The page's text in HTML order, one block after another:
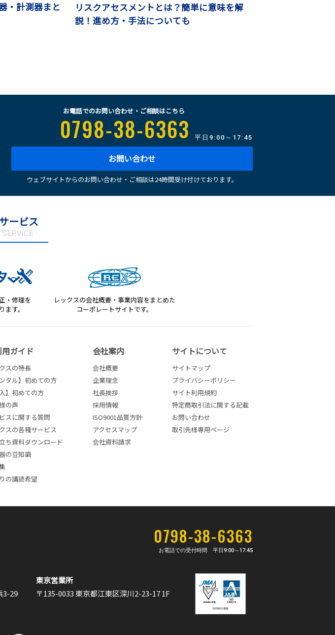
・計測器まと
リスクアセスメントとは？簡単に意味を解
説！進め方・手法についても
お電話でのお問い合わせ・ご相談はこちら
0798-38-6363 平日 9:00～17:45
お問い合わせ
ウェブサイトからのお問い合わせ・ご相談は24時間受け付けております。
ービス
・修理を
ます。
レックスの会社概要・事業内容をまとめた
コーポレートサイトです。
用ガイド
スの特長
ンタル】初めての方
入】初めての方
の声
スに関する質問
スの各種サービス
ち資料ダウンロード
の豆知識
の講読希望
会社案内
会社概要
企業理念
社長挨拶
採用情報
ISO9001品質方針
アクセスマップ
会社資料請求
サイトについて
サイトマップ
プライバシーポリシー
サイト利用規約
特定商取引法に関する記載
お問い合わせ
取引先様専用ページ
0798-38-6363
お電話での受付時間 平日9:00～17:45
3-29
東京営業所
〒135-0033 東京都江東区深川2-23-17 1F